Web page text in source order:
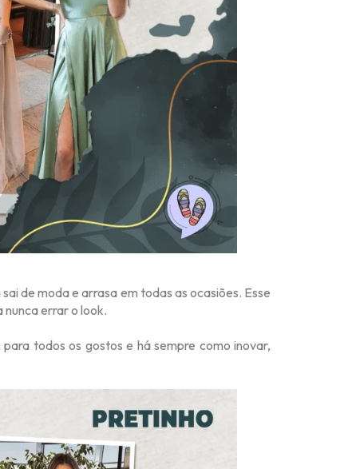
de moda e arrasa em todas as ocasiões. Esse
errar o look.
todos os gostos e há sempre como inovar,